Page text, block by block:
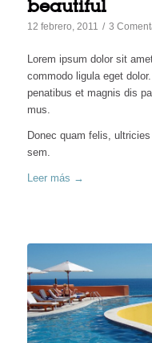
beautiful
12 febrero, 2011 / 3
Lorem ipsum dolor sit
commodo ligula eget
penatibus et magnis dis
mus.
Donec quam felis,
sem.
Leer más →